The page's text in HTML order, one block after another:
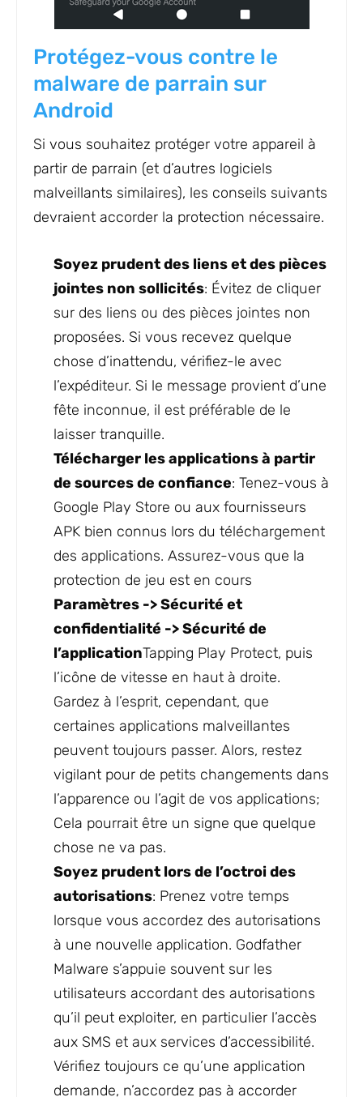
Protégez-vous contre le
malware de parrain sur
Android
Si vous souhaitez protéger votre appareil à
partir de parrain (et d’autres logiciels
malveillants similaires), les conseils suivants
devraient accorder la protection nécessaire.
Soyez prudent des liens et des pièces
jointes non sollicités: Évitez de cliquer
sur des liens ou des pièces jointes non
proposées. Si vous recevez quelque
chose d’inattendu, vérifiez-le avec
l’expéditeur. Si le message provient d’une
fête inconnue, il est préférable de le
laisser tranquille.
Télécharger les applications à partir
de sources de confiance: Tenez-vous à
Google Play Store ou aux fournisseurs
APK bien connus lors du téléchargement
des applications. Assurez-vous que la
protection de jeu est en cours
Paramètres -> Sécurité et
confidentialité -> Sécurité de
l’applicationTapping Play Protect, puis
l’icône de vitesse en haut à droite.
Gardez à l’esprit, cependant, que
certaines applications malveillantes
peuvent toujours passer. Alors, restez
vigilant pour de petits changements dans
l’apparence ou l’agit de vos applications;
Cela pourrait être un signe que quelque
chose ne va pas.
Soyez prudent lors de l’octroi des
autorisations: Prenez votre temps
lorsque vous accordez des autorisations
à une nouvelle application. Godfather
Malware s’appuie souvent sur les
utilisateurs accordant des autorisations
qu’il peut exploiter, en particulier l’accès
aux SMS et aux services d’accessibilité.
Vérifiez toujours ce qu’une application
demande, n’accordez pas à accorder